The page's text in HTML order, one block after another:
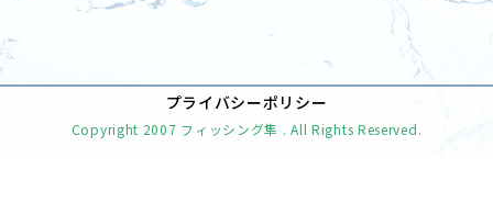
[%navi-pagenation%]
プライバシーポリシー
Copyright 2007 フィッシング隼 . All Rights Reserved.